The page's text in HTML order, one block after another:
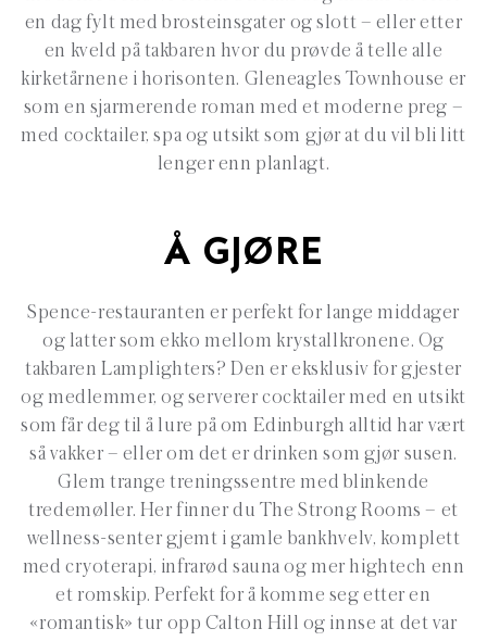
en dag fylt med brosteinsgater og slott – eller etter
en kveld på takbaren hvor du prøvde å telle alle
kirketårnene i horisonten. Gleneagles Townhouse er
som en sjarmerende roman med et moderne preg –
med cocktailer, spa og utsikt som gjør at du vil bli litt
lenger enn planlagt.
Å GJØRE
Spence-restauranten er perfekt for lange middager
og latter som ekko mellom krystallkronene. Og
takbaren Lamplighters? Den er eksklusiv for gjester
og medlemmer, og serverer cocktailer med en utsikt
som får deg til å lure på om Edinburgh alltid har vært
så vakker – eller om det er drinken som gjør susen.
Glem trange treningssentre med blinkende
tredemøller. Her finner du The Strong Rooms – et
wellness-senter gjemt i gamle bankhvelv, komplett
med cryoterapi, infrarød sauna og mer hightech enn
et romskip. Perfekt for å komme seg etter en
«romantisk» tur opp Calton Hill og innse at det var